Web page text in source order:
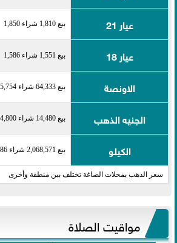
عيار 21 بيع 1,810 شراء 1,850
عيار 18 بيع 1,551 شراء 1,586
الاونصة بيع 64,333 شراء 65,754
الجنيه الذهب بيع 14,480 شراء 14,800
الكيلو بيع 2,068,571 شراء 2,114,286
سعر الذهب بمحلات الصاغة تختلف بين منطقة وأخرى
مواقيت الصلاة